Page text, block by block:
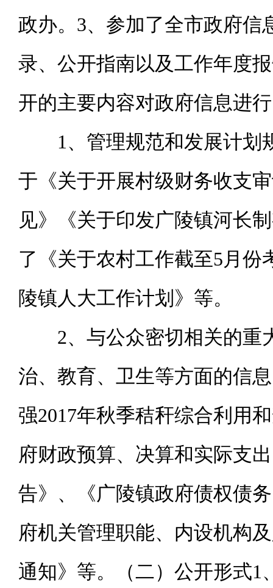
政办。 3、参加了全市政府信
录、公开指南以及工作年度
开的主要内容对政府信息进
1、管理规范和发展计划
于《关于开展村级财务收支
见》《关于印发广陵镇河长
了《关于农村工作截至5月份
陵镇人大工作计划》等。
2、与公众密切相关的重
治、教育、卫生等方面的信
强2017年秋季秸秆综合利用
府财政预算、决算和实际支
告》、《广陵镇政府债权债
府机关管理职能、内设机构
通知》等。
（二）公开形式1